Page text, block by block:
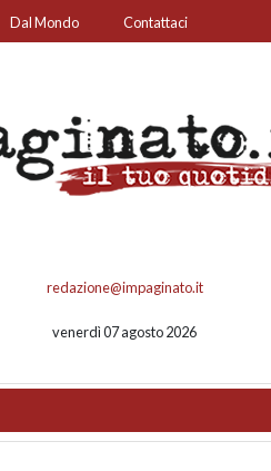
Dal Mondo Contattaci
redazione@impaginato.it
venerdì 07 agosto 2026